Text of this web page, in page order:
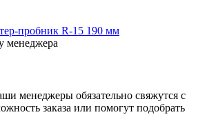
пробник R-15 190 мм
менеджера
менеджеры обязательно свяжутся с
заказа или помогут подобрать